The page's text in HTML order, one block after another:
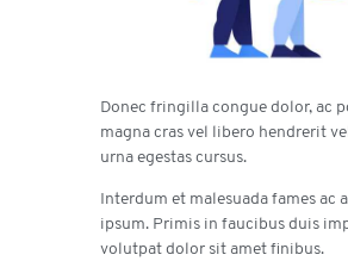
Donec fringilla congue dolor, ac
magna cras vel libero hendrerit
urna egestas cursus.
Interdum et malesuada fames ac
ipsum. Primis in faucibus duis
volutpat dolor sit amet finibus.